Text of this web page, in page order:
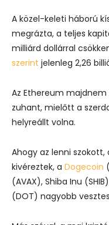
A közel-keleti háború
megrázta, a teljes
milliárd dollárral
szerint jelenleg 2,26
Az Ethereum
zuhant, mielőtt a
helyreállt volna.
Ahogy az lenni
kivéreztek, a Dogecoin
(AVAX), Shiba Inu
(DOT) nagyobb